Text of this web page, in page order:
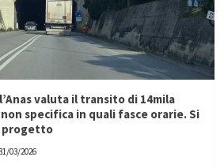
valuta il transito di 14mila
specifica in quali fasce orarie. Si
progetto
03/2026